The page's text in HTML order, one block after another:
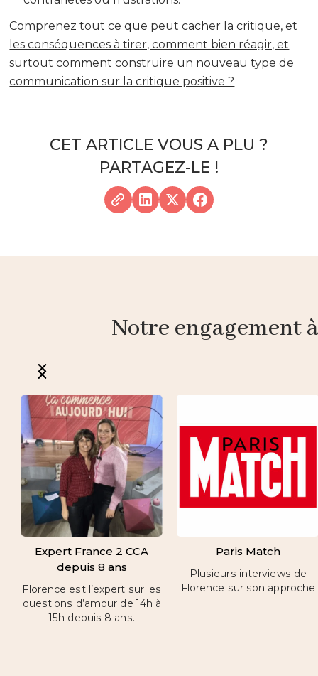
Comprenez tout ce que peut cacher la critique, et
les conséquences à tirer, comment bien réagir, et
surtout comment construire un nouveau type de
communication sur la critique positive ?
CET ARTICLE VOUS A PLU ?
PARTAGEZ-LE !
Notre engagement
Expert France 2 CCA
depuis 8 ans
Florence est l’expert sur les
questions d’amour de 14h à
15h depuis 8 ans.
Paris Match
Plusieurs interviews de
Florence sur son approche